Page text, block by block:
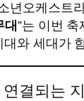
년오케스트
대”는 이번
대와 세대가
결되는